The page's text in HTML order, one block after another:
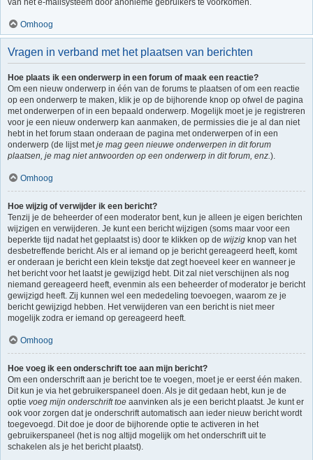
van het e-mailsysteem door anonieme gebruikers te voorkomen.
Omhoog
Vragen in verband met het plaatsen van berichten
Hoe plaats ik een onderwerp in een forum of maak een reactie?
Om een nieuw onderwerp in één van de forums te plaatsen of om een reactie
op een onderwerp te maken, klik je op de bijhorende knop op ofwel de pagina
met onderwerpen of in een bepaald onderwerp. Mogelijk moet je je registreren
voor je een nieuw onderwerp kan aanmaken, de permissies die je al dan niet
hebt in het forum staan onderaan de pagina met onderwerpen of in een
onderwerp (de lijst metje mag geen nieuwe onderwerpen in dit forum
plaatsen, je mag niet antwoorden op een onderwerp in dit forum, enz.).
Omhoog
Hoe wijzig of verwijder ik een bericht?
Tenzij je de beheerder of een moderator bent, kun je alleen je eigen berichten
wijzigen en verwijderen. Je kunt een bericht wijzigen (soms maar voor een
beperkte tijd nadat het geplaatst is) door te klikken op de wijzig knop van het
desbetreffende bericht. Als er al iemand op je bericht gereageerd heeft, komt
er onderaan je bericht een klein tekstje dat zegt hoeveel keer en wanneer je
het bericht voor het laatst je gewijzigd hebt. Dit zal niet verschijnen als nog
niemand gereageerd heeft, evenmin als een beheerder of moderator je bericht
gewijzigd heeft. Zij kunnen wel een mededeling toevoegen, waarom ze je
bericht gewijzigd hebben. Het verwijderen van een bericht is niet meer
mogelijk zodra er iemand op gereageerd heeft.
Omhoog
Hoe voeg ik een onderschrift toe aan mijn bericht?
Om een onderschrift aan je bericht toe te voegen, moet je er eerst één maken.
Dit kun je via het gebruikerspaneel doen. Als je dit gedaan hebt, kun je de
optie voeg mijn onderschrift toe aanvinken als je een bericht plaatst. Je kunt er
ook voor zorgen dat je onderschrift automatisch aan ieder nieuw bericht wordt
toegevoegd. Dit doe je door de bijhorende optie te activeren in het
gebruikerspaneel (het is nog altijd mogelijk om het onderschrift uit te
schakelen als je het bericht plaatst).